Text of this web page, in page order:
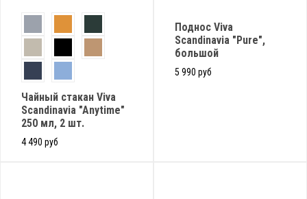
Чайный стакан Viva
Scandinavia "Anytime"
250 мл, 2 шт.
4 490 руб
Поднос Viva
Scandinavia "Pure",
большой
5 990 руб